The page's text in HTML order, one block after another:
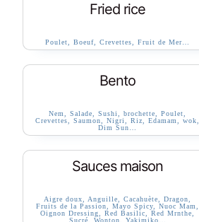
Fried rice
Poulet, Boeuf, Crevettes, Fruit de Mer…
Bento
Nem, Salade, Sushi, brochette, Poulet,
Crevettes, Saumon, Nigri, Riz, Edamam, wok,
Dim Sun…
Sauces maison
Aigre doux, Anguille, Cacahuète, Dragon,
Fruits de la Passion, Mayo Spicy, Nuoc Mam,
Oignon Dressing, Red Basilic, Red Mrnthe,